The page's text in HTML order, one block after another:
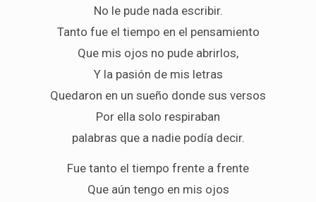
No le pude nada escribir.
Tanto fue el tiempo en el pensamiento
Que mis ojos no pude abrirlos,
Y la pasión de mis letras
Quedaron en un sueño donde sus versos
Por ella solo respiraban
palabras que a nadie podía decir.
Fue tanto el tiempo frente a frente
Que aún tengo en mis ojos